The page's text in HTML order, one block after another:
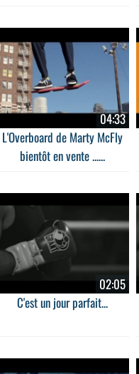
04:33
L'Overboard de Marty McFly
bientôt en vente ......
02:05
C'est un jour parfait...